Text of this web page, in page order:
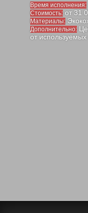
Время исполнения:
Стоимость: от 31
Материалы:
Дополнительно:
от